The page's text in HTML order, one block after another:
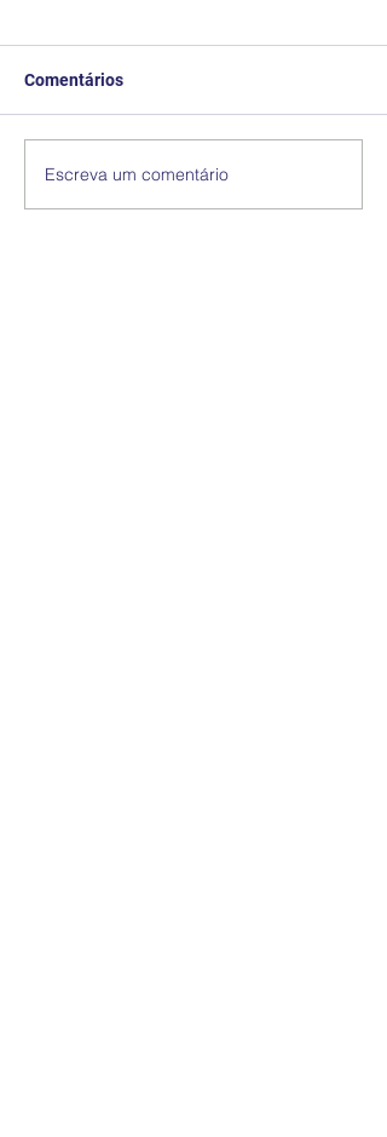
Comentários
Escreva um comentário